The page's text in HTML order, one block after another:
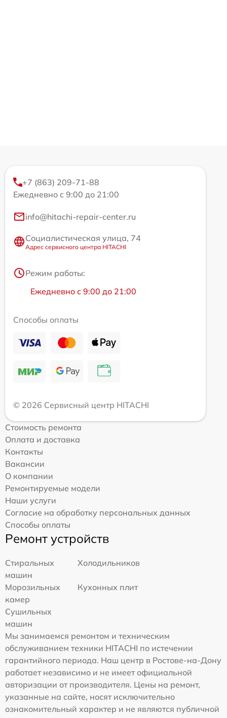
+7 (863) 209-71-88
Ежедневно с 9:00 до 21:00
info@hitachi-repair-center.ru
Социалистическая улица, 74
Адрес сервисного центра HITACHI
Режим работы:
Ежедневно с 9:00 до 21:00
Способы оплаты
© 2026 Сервисный центр HITACHI
Стоимость ремонта
Оплата и доставка
Контакты
Вакансии
О компании
Ремонтируемые модели
Наши услуги
Согласие на обработку персональных данных
Способы оплаты
Ремонт устройств
Стиральных
машин
Холодильников
Морозильных
камер
Кухонных плит
Сушильных
машин
Мы занимаемся ремонтом и техническим
обслуживанием техники HITACHI по истечении
гарантийного периода. Наш центр в Ростове-на-Дону
работает независимо и не имеет официальной
авторизации от производителя. Цены на ремонт,
указанные на сайте, носят исключительно
ознакомительный характер и не являются публичной